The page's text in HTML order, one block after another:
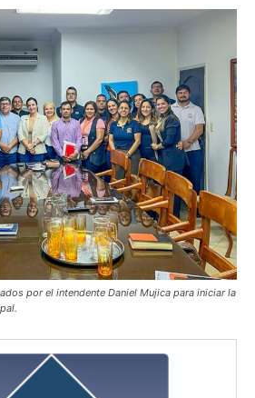
por el intendente Daniel Mujica para iniciar la